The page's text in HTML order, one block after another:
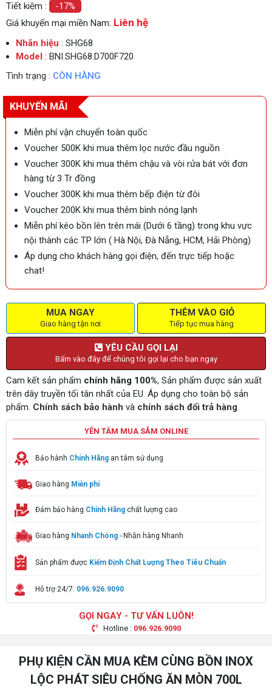
Tiết kiệm :
-17%
Giá khuyến mại miền Nam: Liên hệ
Nhãn hiệu : SHG68
Model : BNI.SHG68.D700F720
Tình trạng : CÒN HÀNG
KHUYẾN MÃI
Miễn phí vận chuyển toàn quốc
Voucher 500K khi mua thêm lọc nước đầu nguồn
Voucher 300K khi mua thêm chậu và vòi rửa bát với đơn
hàng từ 3 Tr đồng
Voucher 300K khi mua thêm bếp điện từ đôi
Voucher 200K khi mua thêm bình nóng lạnh
Miễn phí kéo bồn lên trên mái (Dưới 6 tầng) trong khu vực
nội thành các TP lớn ( Hà Nội, Đà Nẵng, HCM, Hải Phòng)
Áp dụng cho khách hàng gọi điện, đến trực tiếp hoặc
chat!
MUA NGAY
Giao hàng tận nơi
THÊM VÀO GIỎ
Tiếp tục mua hàng
YÊU CẦU GỌI LẠI
Bấm vào đây để chúng tôi gọi lại cho bạn ngay
Cam kết sản phẩm chính hãng 100%, Sản phẩm được sản xuất
trên dây truyền tối tân nhất của EU. Áp dụng cho toàn bộ sản
phẩm. Chính sách bảo hành và chính sách đổi trả hàng
YÊN TÂM MUA SẮM ONLINE
Bảo hành Chính Hãng an tâm sử dụng
Giao hàng Miễn phí
Đảm bảo hàng Chính Hãng chất lượng cao
Giao hàng Nhanh Chóng - Nhận hàng Nhanh
Sản phẩm được Kiểm Định Chất Lượng Theo Tiêu Chuẩn
Hỗ trợ 24/7: 096.926.9090
GỌI NGAY - TƯ VẤN LUÔN!
Hotline : 096.926.9090
PHỤ KIỆN CẦN MUA KÈM CÙNG BỒN INOX
LỘC PHÁT SIÊU CHỐNG ĂN MÒN 700L